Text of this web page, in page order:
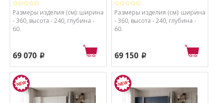
Размеры изделия (см): ширина
- 360, высота - 240, глубина -
60.
69 070 p
Размеры изделия (см): ширина
- 360, высота - 240, глубина -
60.
69 150 p